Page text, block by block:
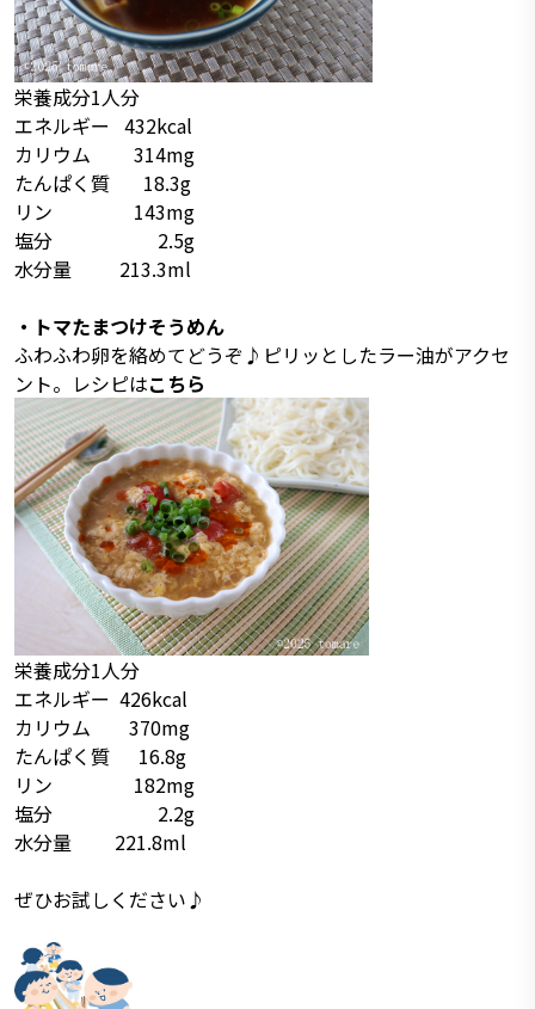
栄養成分1人分
エネルギー 432kcal
カリウム 314mg
たんぱく質 18.3g
リン 143mg
塩分 2.5g
水分量 213.3ml
・トマたまつけそうめん
ふわふわ卵を絡めてどうぞ♪ピリッとしたラー油がアクセ
ント。レシピはこちら
栄養成分1人分
エネルギー 426kcal
カリウム 370mg
たんぱく質 16.8g
リン 182mg
塩分 2.2g
水分量 221.8ml
ぜひお試しください♪